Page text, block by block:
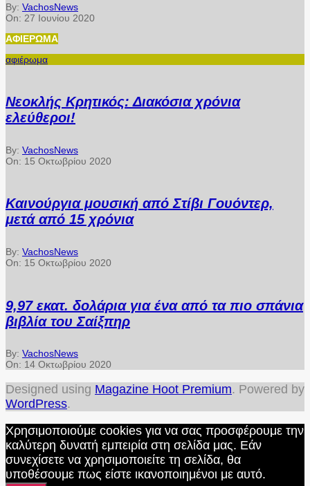
By: VachosNews
On: 27 Ιουνίου 2020
ΑΦΙΈΡΩΜΑ
αφιέρωμα
Νεοκλής Κρητικός: Διακόσια χρόνια
ελεύθεροι!
By: VachosNews
On: 15 Οκτωβρίου 2020
Καινούργια μουσική από Στίβι Γουόντερ,
μετά από 15 χρόνια
By: VachosNews
On: 15 Οκτωβρίου 2020
9,97 εκατ. δολάρια για ένα από τα πιο σπάνια
βιβλία του Σαίξπηρ
By: VachosNews
On: 14 Οκτωβρίου 2020
Designed using Magazine Hoot Premium. Powered by
WordPress.
Χρησιμοποιούμε cookies για να σας προσφέρουμε την
καλύτερη δυνατή εμπειρία στη σελίδα μας. Εάν
συνεχίσετε να χρησιμοποιείτε τη σελίδα, θα
υποθέσουμε πως είστε ικανοποιημένοι με αυτό.